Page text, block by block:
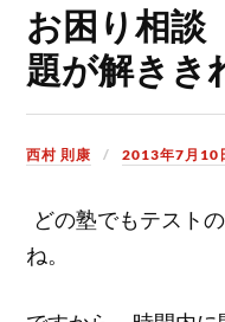
お困り相
題が解き
西村 則康 2013年7月10
どの塾でもテスト
ね。